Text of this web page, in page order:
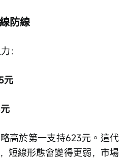
防線
：
元
高於第一支持623元。這代
短線形態會變得更弱，市場